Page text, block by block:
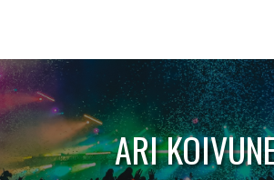
ARI